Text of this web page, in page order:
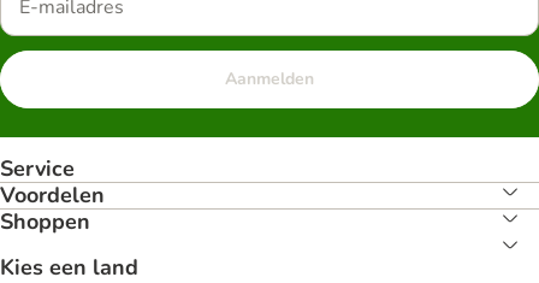
Aanmelden
Service
Voordelen
Shoppen
Kies een land